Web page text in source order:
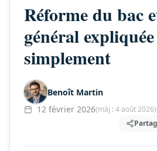
Réforme du bac
général expliquée
simplement
Benoît Martin
12 février 2026(màj : 4 août 2026)